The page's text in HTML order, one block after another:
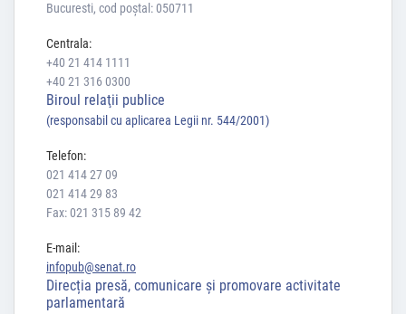
Bucuresti, cod poștal: 050711
Centrala:
+40 21 414 1111
+40 21 316 0300
Biroul relaţii publice
(responsabil cu aplicarea Legii nr. 544/2001)
Telefon:
021 414 27 09
021 414 29 83
Fax: 021 315 89 42
E-mail:
infopub@senat.ro
Direcția presă, comunicare și promovare activitate
parlamentară